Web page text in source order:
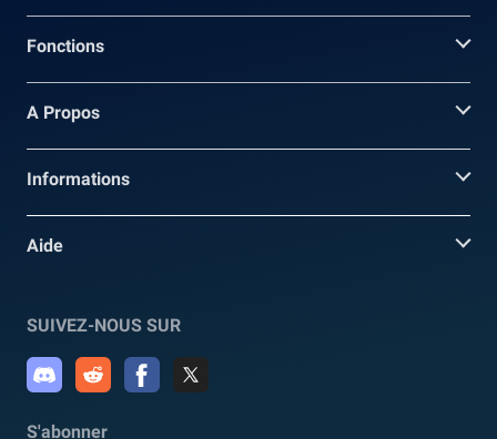
Fonctions
A Propos
Informations
Aide
SUIVEZ-NOUS SUR
S'abonner